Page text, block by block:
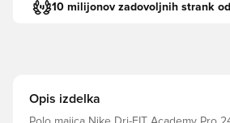
10 milijonov zadovoljnih strank
Opis izdelka